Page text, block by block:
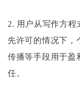
2. 用户从写作方程
先许可的情况下，
传播等手段用于盈
任。